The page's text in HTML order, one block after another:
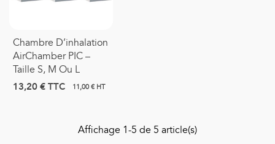
Chambre D’inhalation
AirChamber PIC –
Taille S, M Ou L
13,20 €TTC 11,00 € HT
Affichage 1-5 de 5 article(s)